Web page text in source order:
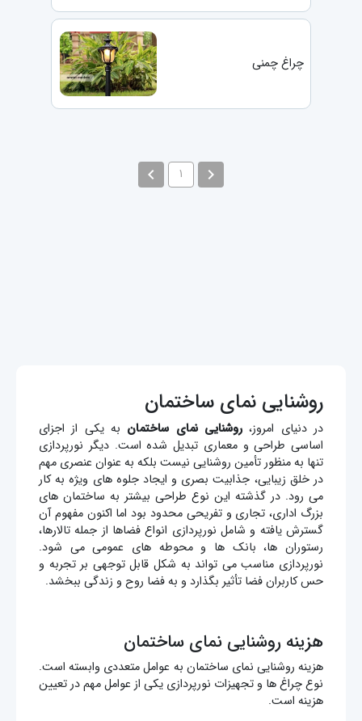
چراغ چمنی
navigate_next ۱ navigate_before
روشنایی نمای ساختمان
در دنیای امروز، روشنایی نمای ساختمان به یکی از اجزای
اساسی طراحی و معماری تبدیل شده است. دیگر نورپردازی
تنها به منظور تأمین روشنایی نیست بلکه به عنوان عنصری مهم
در خلق زیبایی، جذابیت بصری و ایجاد جلوه های ویژه به کار
می رود. در گذشته این نوع طراحی بیشتر به ساختمان های
بزرگ اداری، تجاری و تفریحی محدود بود اما اکنون مفهوم آن
گسترش یافته و شامل نورپردازی انواع فضاها از جمله تالارها،
رستوران ها، بانک ها و محوطه های عمومی می شود.
نورپردازی مناسب می تواند به شکل قابل توجهی بر تجربه و
حس کاربران فضا تأثیر بگذارد و به فضا روح و زندگی ببخشد.
هزینه روشنایی نمای ساختمان
هزینه روشنایی نمای ساختمان به عوامل متعددی وابسته است.
نوع چراغ ها و تجهیزات نورپردازی یکی از عوامل مهم در تعیین
هزینه است.